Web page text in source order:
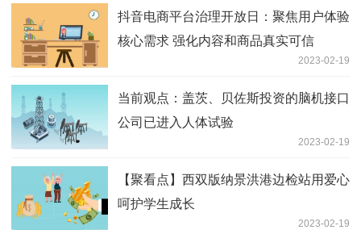
抖音电商平台治理开放日：聚焦用户体验
核心需求 强化内容和商品真实可信
2023-02-19
当前观点：盖茨、贝佐斯投资的脑机接口
公司已进入人体试验
2023-02-19
【聚看点】西双版纳景洪港边检站用爱心
呵护学生成长
2023-02-19